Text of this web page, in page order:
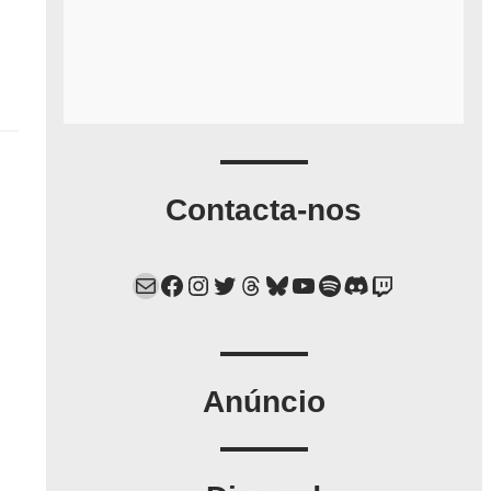
Contacta-nos
Mail Facebook Instagram Twitter Threads Bluesky YouTube Spotify Discord Twitch
Anúncio